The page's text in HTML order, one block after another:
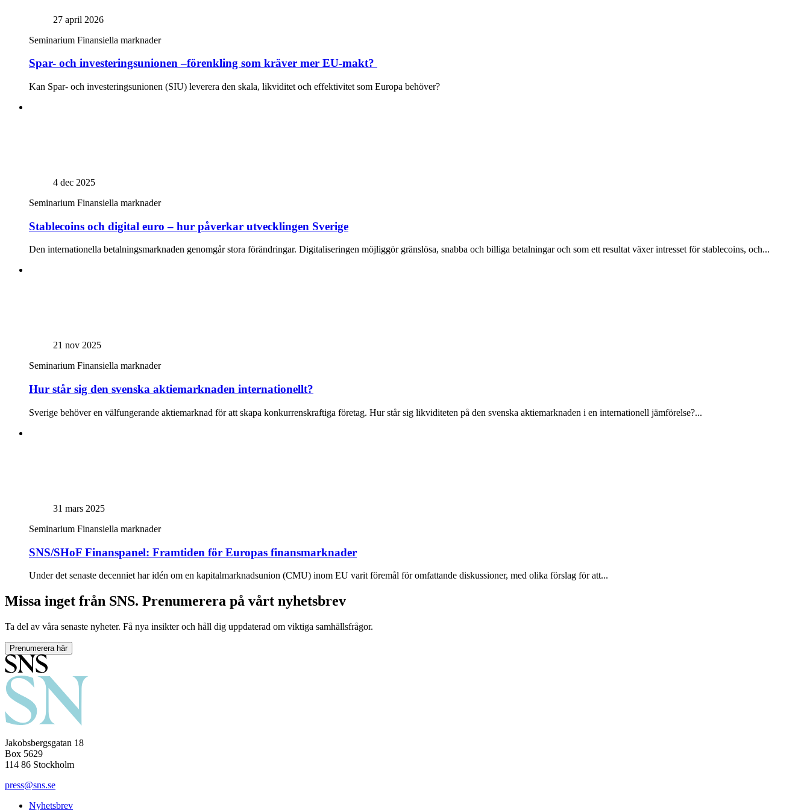
27 april 2026
Seminarium Finansiella marknader
Spar- och investeringsunionen –förenkling som kräver mer EU-makt?
Kan Spar- och investeringsunionen (SIU) leverera den skala, likviditet och effektivitet som Europa behöver?
4 dec 2025
Seminarium Finansiella marknader
Stablecoins och digital euro – hur påverkar utvecklingen Sverige
Den internationella betalningsmarknaden genomgår stora förändringar. Digitaliseringen möjliggör gränslösa, snabba och billiga betalningar och som ett resultat växer intresset för stablecoins, och...
21 nov 2025
Seminarium Finansiella marknader
Hur står sig den svenska aktiemarknaden internationellt?
Sverige behöver en välfungerande aktiemarknad för att skapa konkurrenskraftiga företag. Hur står sig likviditeten på den svenska aktiemarknaden i en internationell jämförelse?...
31 mars 2025
Seminarium Finansiella marknader
SNS/SHoF Finanspanel: Framtiden för Europas finansmarknader
Under det senaste decenniet har idén om en kapitalmarknadsunion (CMU) inom EU varit föremål för omfattande diskussioner, med olika förslag för att...
Missa inget från SNS. Prenumerera på vårt nyhetsbrev
Ta del av våra senaste nyheter. Få nya insikter och håll dig uppdaterad om viktiga samhällsfrågor.
Prenumerera här
Jakobsbergsgatan 18
Box 5629
114 86 Stockholm
press@sns.se
Nyhetsbrev